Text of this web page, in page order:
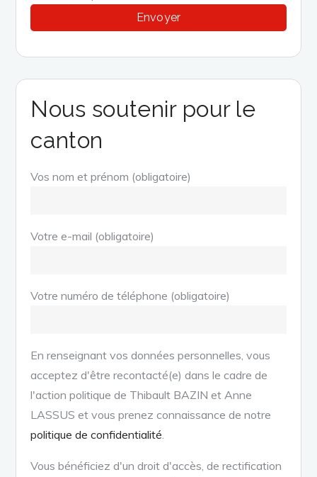
Nous soutenir pour le
canton
Vos nom et prénom (obligatoire)
Votre e-mail (obligatoire)
Votre numéro de téléphone (obligatoire)
En renseignant vos données personnelles, vous
acceptez d'être recontacté(e) dans le cadre de
l'action politique de Thibault BAZIN et Anne
LASSUS et vous prenez connaissance de notre
politique de confidentialité
Vous bénéficiez d'un droit d'accès, de rectification